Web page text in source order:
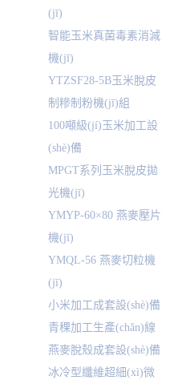
(jī)
智能玉米真菌毒素消減
機(jī)
YTZSF28-5B玉米脫皮
制糝制粉機(jī)組
100噸級(jí)玉米加工設
(shè)備
MPGT系列玉米脫皮拋
光機(jī)
YMYP-60×80 燕麥壓片
機(jī)
YMQL-56 燕麥切粒機
(jī)
小米加工成套設(shè)備
青稞加工生產(chǎn)線
燕麥脫殼成套設(shè)備
冰冷型纖維超細(xì)微